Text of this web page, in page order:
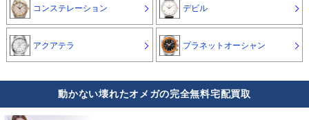
コンステレーション デビル
アクアテラ プラネットオーシャン
動かない壊れたオメガの完全無料宅配買取